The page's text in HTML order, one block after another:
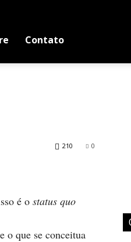
Contato
0
210
é o status quo
o que se conceitua